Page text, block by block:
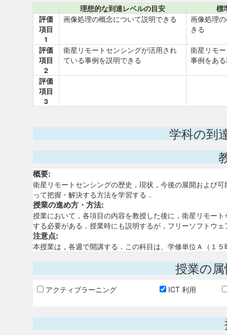
理想的な到達レベルの目安
標
評価
項目
1
画像処理の概念について説明できる
画像処理
きる
評価
項目
2
衛星リモートセンシングが活用され
ている事例を説明できる
衛星リモ
事例をあ
評価
項目
3
学科の到
概要:
衛星リモートセンシングの歴史，現状，今後の展開および
って把握・解決する方法を学習する．
授業の進め方・方法:
授業において，各項目の内容を教授した後に，衛星リモー
する必要がある．授業時にも説明するが，フリーソフトウ
注意点:
本授業は，各週で開講する．この科目は、学修単位Ａ（１
授業の
アクティブラーニング ICT 利用